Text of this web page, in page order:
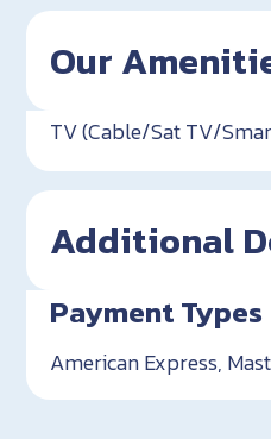
Our
TV (Cable/Sat TV/
Additional
Payment Types
American Express,